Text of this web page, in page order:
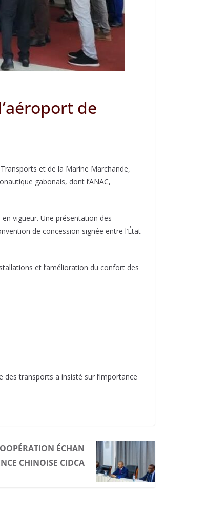
de
et de la Marine Marchande,
gabonais, dont l’ANAC,
vigueur. Une présentation des
de concession signée entre l’État
et l’amélioration du confort des
transports a insisté sur l’importance
ÉCHAN
CHINOISE CIDCA